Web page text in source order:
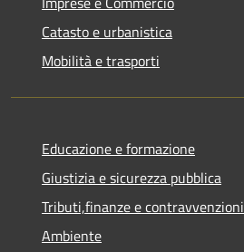
Catasto e urbanistica
Mobilità e trasporti
Educazione e formazione
Giustizia e sicurezza pubblica
Tributi,finanze e contravvenzioni
Ambiente